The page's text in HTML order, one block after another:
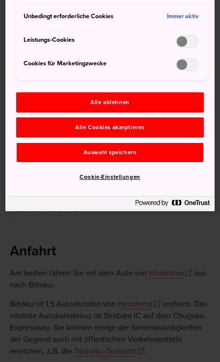
saisonale Blumen
Japans
©Bihoku Hillside Park
Anfahrt
Am besten fahren Sie mit dem Auto von Hiroshima
aus
nach Bihoku.
Bihoku ist 1,5 Autostunden von Hiroshima
entfernt. Das
nächste Autobahnkreuz ist Shobara IC auf dem Chugoku
Expressway. Sie können einige der Sehenswürdigkeiten
der Gegend auch mit öffentlichen Verkehrsmitteln
erreichen, z.B. die Taishaku-Schlucht .
Unbedingt erforderliche Cookies Immer aktiv
Leistungs-Cookies
Cookies für Marketingzwecke
Alle ablehnen
Alle Cookies akzeptieren
Auswahl speichern
Cookie-Einstellungen